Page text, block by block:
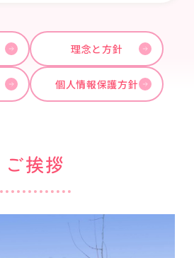
理念と方針
個人情報保護方針
ご挨拶